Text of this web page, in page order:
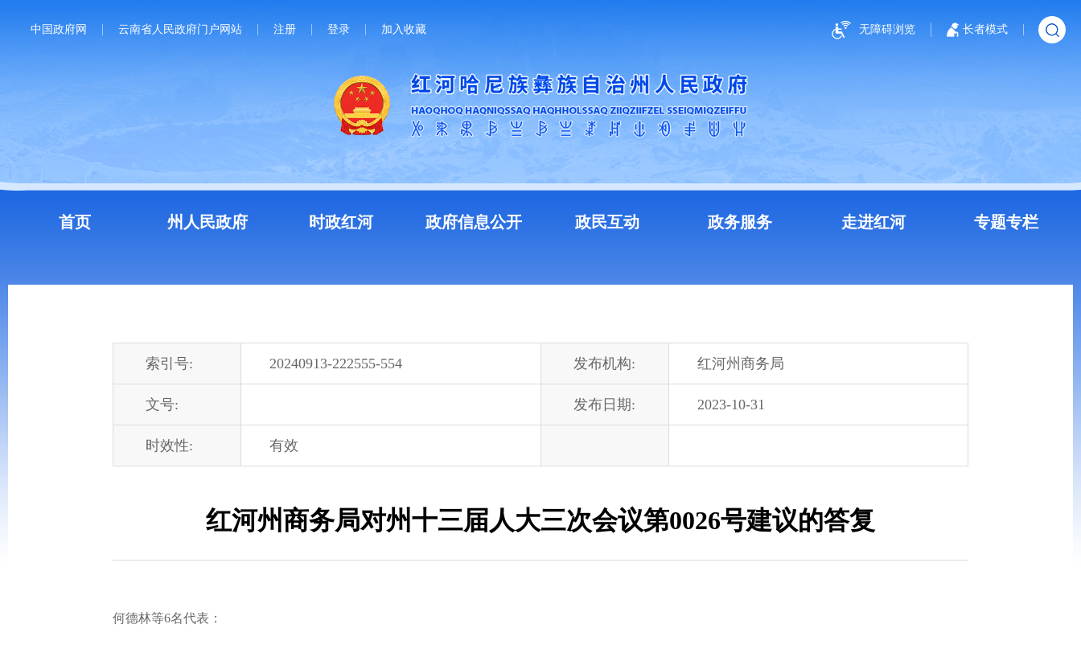
中国政府网 云南省人民政府门户网站 注册 登录 加入收藏 无障碍浏览 长者模式
首页 州人民政府 时政红河 政府信息公开 政民互动 政务服务 走进红河 专题专栏
索引号: 20240913-222555-554 发布机构: 红河州商务局
文号: 发布日期: 2023-10-31
时效性: 有效
红河州商务局对州十三届人大三次会议第0026号建议的答复
何德林等6名代表：